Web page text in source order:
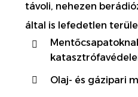
távoli, nehezen
által is lefedetlen
Olaj- és gázipari